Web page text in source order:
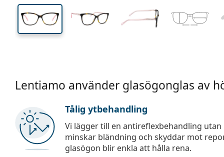
Lentiamo använder glasögonglas av
Tålig ytbehandling
Vi lägger till en antireflexbehandling
minskar bländning och skyddar mot
glasögon blir enkla att hålla rena.